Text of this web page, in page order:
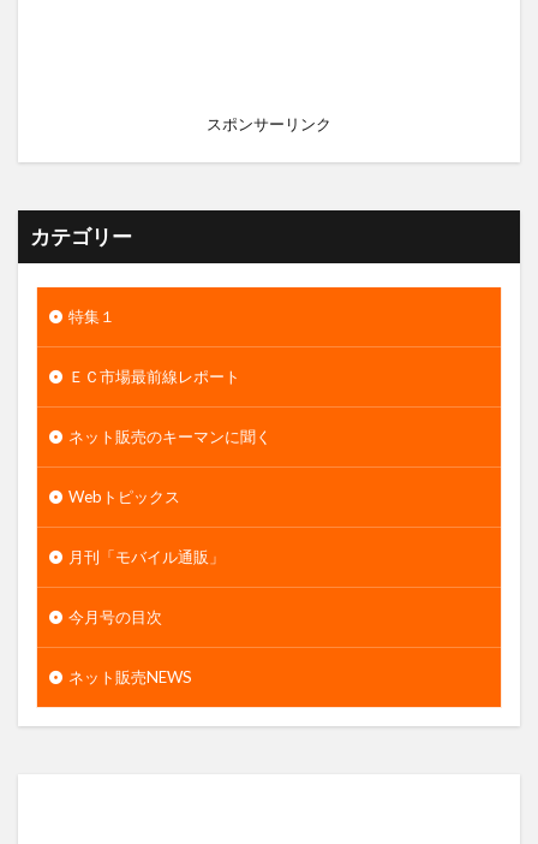
スポンサーリンク
カテゴリー
特集１
ＥＣ市場最前線レポート
ネット販売のキーマンに聞く
Webトピックス
月刊「モバイル通販」
今月号の目次
ネット販売NEWS